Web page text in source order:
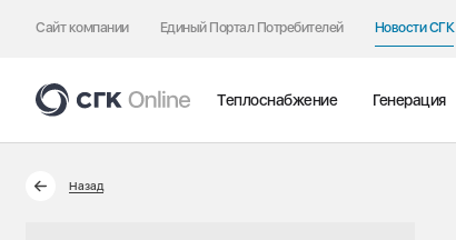
Сайт компании Единый Портал Потребителей Новости СГК
Теплоснабжение Генерация
Назад